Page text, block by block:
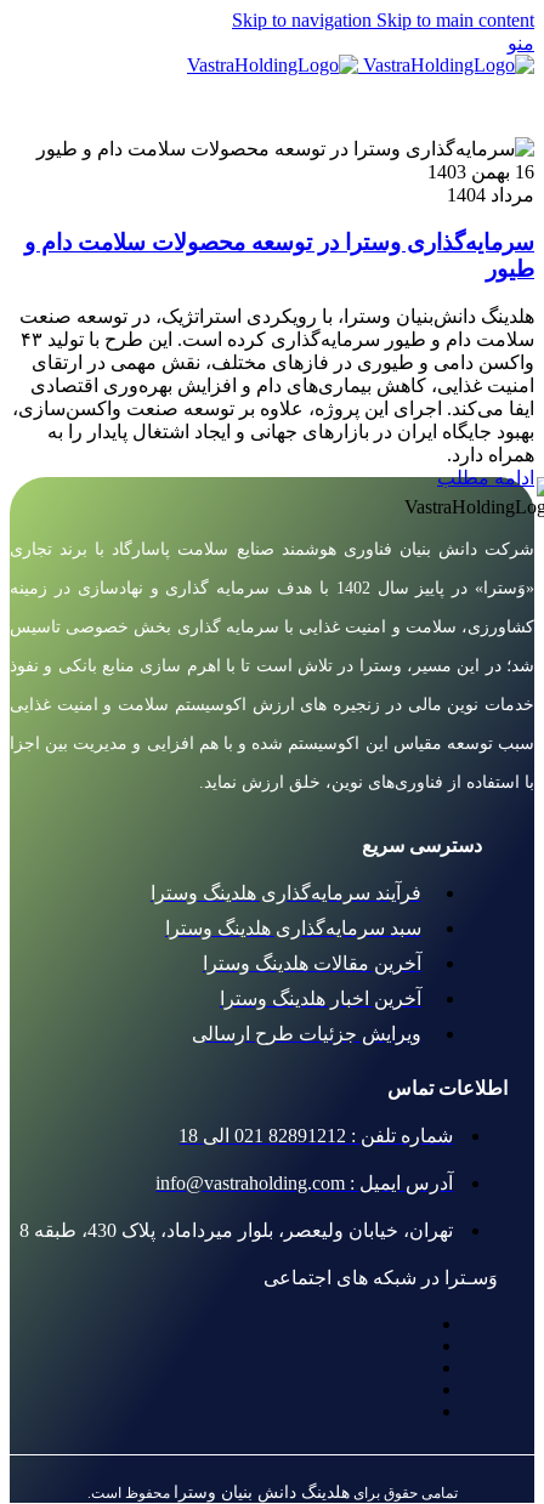
Skip to navigation Skip to main content
منو
16 بهمن 1403
مرداد 1404
سرمایه‌گذاری وسترا در توسعه محصولات سلامت دام و
طیور
هلدینگ دانش‌بنیان وسترا، با رویکردی استراتژیک، در توسعه صنعت
سلامت دام و طیور سرمایه‌گذاری کرده است. این طرح با تولید ۴۳
واکسن دامی و طیوری در فازهای مختلف، نقش مهمی در ارتقای
امنیت غذایی، کاهش بیماری‌های دام و افزایش بهره‌وری اقتصادی
ایفا می‌کند. اجرای این پروژه، علاوه بر توسعه صنعت واکسن‌سازی،
بهبود جایگاه ایران در بازارهای جهانی و ایجاد اشتغال پایدار را به
همراه دارد.
ادامه مطلب
شرکت دانش بنیان فناوری هوشمند صنایع سلامت پاسارگاد با برند تجاری
«وَسترا» در پاییز سال 1402 با هدف سرمایه گذاری و نهادسازی در زمینه
کشاورزی، سلامت و امنیت غذایی با سرمایه گذاری بخش خصوصی تاسیس
شد؛ در این مسیر، وسترا در تلاش است تا با اهرم سازی منابع بانکی و نفوذ
خدمات نوین مالی در زنجیره های ارزش اکوسیستم سلامت و امنیت غذایی
سبب توسعه مقیاس این اکوسیستم شده و با هم افزایی و مدیریت بین اجزا
با استفاده از فناوری‌های نوین، خلق ارزش نماید.
دسترسی سریع
فرآیند سرمایه‌گذاری هلدینگ وسترا
سبد سرمایه‌گذاری هلدینگ وسترا
آخرین مقالات هلدینگ وسترا
آخرین اخبار هلدینگ وسترا
ویرایش جزئیات طرح ارسالی
اطلاعات تماس
شماره تلفن : 82891212 021 الی 18
آدرس ایمیل : info@vastraholding.com
تهران، خیابان ولیعصر، بلوار میرداماد، پلاک 430، طبقه 8
وَسـترا در شبکه های اجتماعی
تمامی حقوق برایهلدینگ دانش بنیان وسترا محفوظ است.